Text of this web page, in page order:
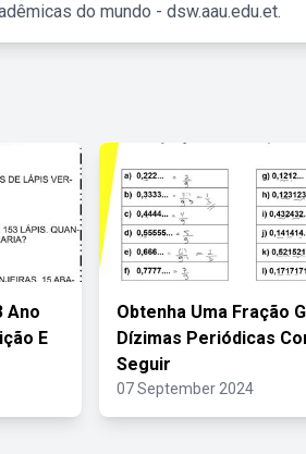
do mundo - dsw.aau.edu.et.
Ano
E
Obtenha Uma Fração
Dízimas Periódicas
Seguir
07 September 2024